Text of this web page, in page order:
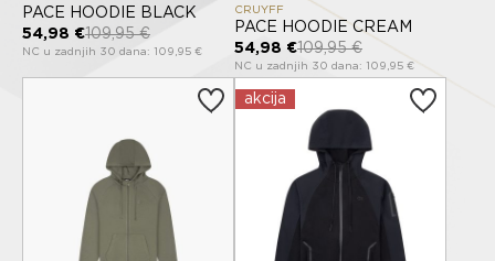
PACE HOODIE BLACK
54,98 €109,95 €
NC u zadnjih 30 dana: 109,95 €
CRUYFF
PACE HOODIE CREAM
54,98 €109,95 €
NC u zadnjih 30 dana: 109,95 €
akcija